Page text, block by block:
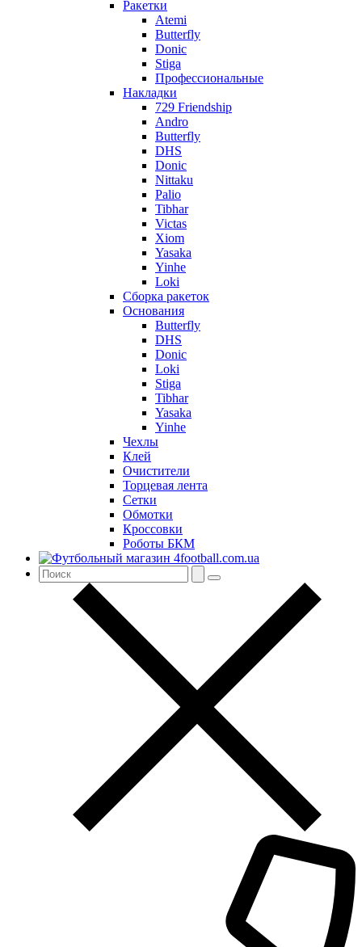
Ракетки
Atemi
Butterfly
Donic
Stiga
Профессиональные
Накладки
729 Friendship
Andro
Butterfly
DHS
Donic
Nittaku
Palio
Tibhar
Victas
Xiom
Yasaka
Yinhe
Loki
Сборка ракеток
Основания
Butterfly
DHS
Donic
Loki
Stiga
Tibhar
Yasaka
Yinhe
Чехлы
Клей
Очистители
Торцевая лента
Сетки
Обмотки
Кроссовки
Роботы БКМ